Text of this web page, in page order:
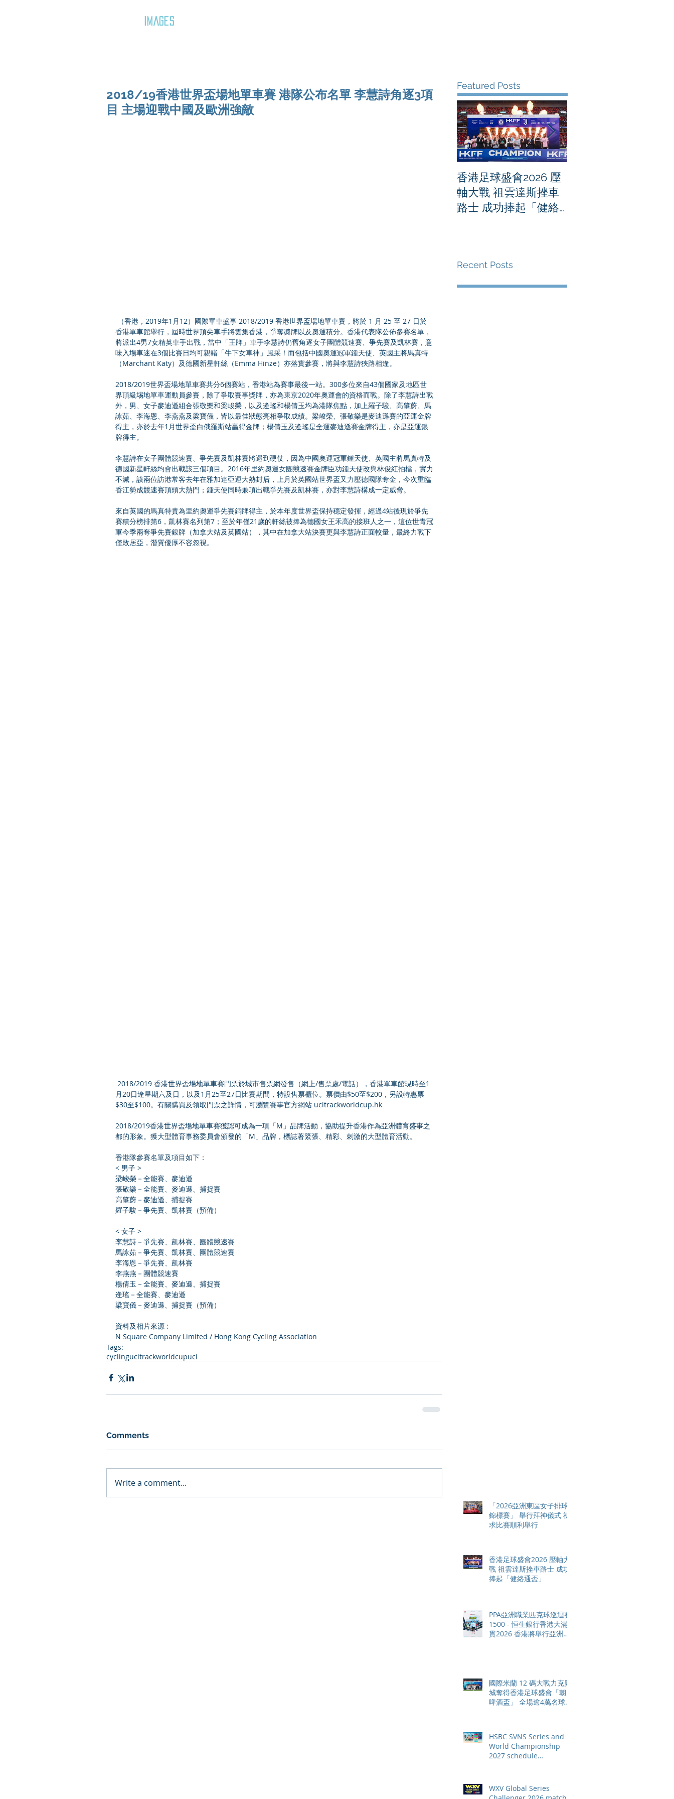
IMAGES
2018/19香港世界盃場地單車賽 港隊公布名單 李慧詩角逐3項
目 主場迎戰中國及歐洲強敵
香港單車館舉行，屆時世界頂尖車手將雲集香港，爭奪奬牌以及奧運積分。香港代表隊公佈參賽名單，
將派出4男7女精英車手出戰，當中「王牌」車手李慧詩仍舊角逐女子團體競速賽、爭先賽及凱林賽，意
味入場車迷在3個比賽日均可親睹「牛下女車神」風采！而包括中國奧運冠軍鍾天使、英國主將馬真特
（Marchant Katy）及德國新星軒絲（Emma Hinze）亦落實參賽，將與李慧詩狹路相逢。
2018/2019世界盃場地單車賽共分6個賽站，香港站為賽事最後一站。300多位來自43個國家及地區世
界頂級埸地單車運動員參賽，除了爭取賽事獎牌，亦為東京2020年奧運會的資格而戰。除了李慧詩出戰
外，男、女子麥迪遜組合張敬樂和梁峻榮，以及逄瑤和楊倩玉均為港隊焦點，加上羅子駿、高肇蔚、馬
詠茹、李海恩、李燕燕及梁寶儀，皆以最佳狀態亮相爭取成績。梁峻榮、張敬樂是麥迪遜賽的亞運金牌
得主，亦於去年1月世界盃白俄羅斯站贏得金牌；楊倩玉及逄瑤是全運麥迪遜賽金牌得主，亦是亞運銀
牌得主。
李慧詩在女子團體競速賽、爭先賽及凱林賽將遇到硬仗，因為中國奧運冠軍鍾天使、英國主將馬真特及
德國新星軒絲均會出戰該三個項目。2016年里約奧運女團競速賽金牌臣功鍾天使改與林俊紅拍檔，實力
不減，該兩位訪港常客去年在雅加達亞運大熱封后，上月於英國站世界盃又力壓德國隊奪金，今次重臨
香江勢成競速賽頂頭大熱門；鍾天使同時兼項出戰爭先賽及凱林賽，亦對李慧詩構成一定威脅。
來自英國的馬真特貴為里約奧運爭先賽銅牌得主，於本年度世界盃保持穩定發揮，經過4站後現於爭先
賽積分榜排第6，凱林賽名列第7；至於年僅21歲的軒絲被捧為德國女王禾高的接班人之一，這位世青冠
軍今季兩奪爭先賽銀牌（加拿大站及英國站），其中在加拿大站決賽更與李慧詩正面較量，最終力戰下
僅敗居亞，潛質優厚不容忽視。
月20日逢星期六及日，以及1月25至27日比賽期間，特設售票櫃位。票價由$50至$200，另設特惠票
$30至$100。有關購買及領取門票之詳情，可瀏覽賽事官方網站 ucitrackworldcup.hk
2018/2019香港世界盃場地單車賽獲認可成為一項「M」品牌活動，協助提升香港作為亞洲體育盛事之
都的形象。獲大型體育事務委員會頒發的「M」品牌，標誌著緊張、精彩、刺激的大型體育活動。
香港隊參賽名單及項目如下：
< 男子 >
梁峻榮－全能賽、麥迪遜
張敬樂－全能賽、麥迪遜、捕捉賽
高肇蔚－麥迪遜、捕捉賽
羅子駿－爭先賽、凱林賽（預備）
< 女子 >
李慧詩－爭先賽、凱林賽、團體競速賽
馬詠茹－爭先賽、凱林賽、團體競速賽
李海恩－爭先賽、凱林賽
李燕燕－團體競速賽
楊倩玉－全能賽、麥迪遜、捕捉賽
逄瑤－全能賽、麥迪遜
梁寶儀－麥迪遜、捕捉賽（預備）
資料及相片來源 :
N Square Company Limited / Hong Kong Cycling Association
Tags:
cyclingucitrackworldcupuci
Comments
Write a comment...
Featured Posts
香港足球盛會2026 壓
軸大戰 祖雲達斯挫車
路士 成功捧起「健絡
Recent Posts
「2026亞洲東區女子排球
錦標賽」 舉行拜神儀式 祈
求比賽順利舉行
香港足球盛會2026 壓軸大
戰 祖雲達斯挫車路士 成功
捧起「健絡通盃」
PPA亞洲職業匹克球巡迴賽
1500 - 恒生銀行香港大滿
貫2026 香港將舉行亞洲首
國際米蘭 12 碼大戰力克曼
城奪得香港足球盛會「朝日
啤酒盃」 全場逾4萬名球迷
HSBC SVNS Series and
World Championship
2027 schedule
pace
WXV Global Series